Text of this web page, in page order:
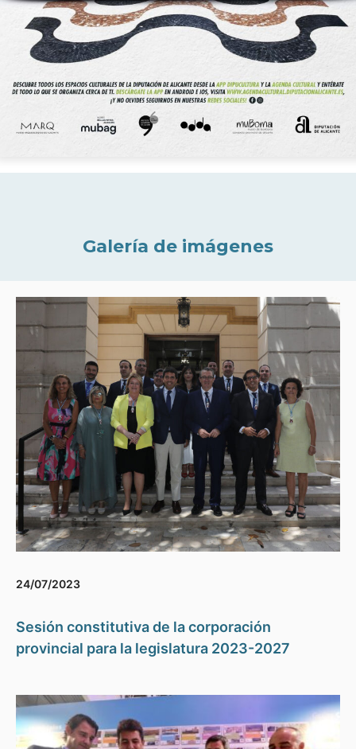
Galería de imágenes
24/07/2023
Sesión constitutiva de la corporación
provincial para la legislatura 2023-2027